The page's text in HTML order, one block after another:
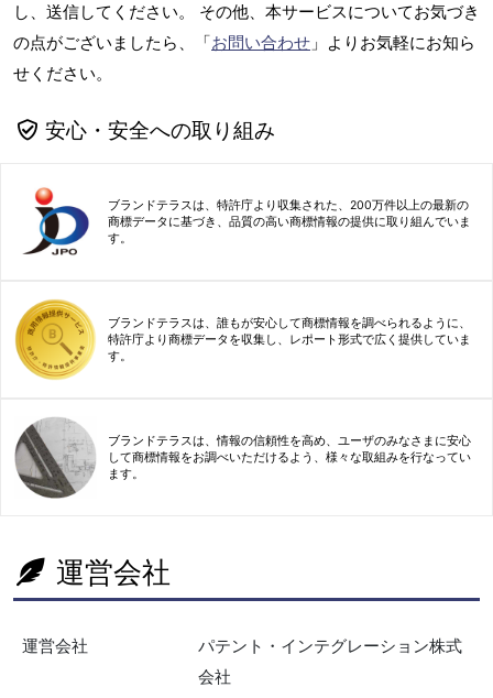
し、送信してください。 その他、本サービスについてお気づき
の点がございましたら、「お問い合わせ 」よりお気軽にお知ら
せください。
安心・安全への取り組み
ブランドテラスは、特許庁より収集された、200万件以上の最新の
商標データに基づき、品質の高い商標情報の提供に取り組んでいま
す。
ブランドテラスは、誰もが安心して商標情報を調べられるように、
特許庁より商標データを収集し、レポート形式で広く提供していま
す。
ブランドテラスは、情報の信頼性を高め、ユーザのみなさまに安心
して商標情報をお調べいただけるよう、様々な取組みを行なってい
ます。
運営会社
運営会社
パテント・インテグレーション株式
会社